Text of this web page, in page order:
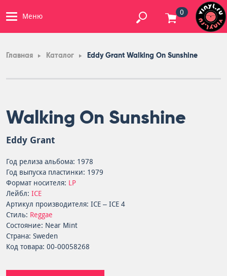
Меню 0
Главная Каталог Eddy Grant Walking On Sunshine
Walking On Sunshine
Eddy Grant
Год релиза альбома: 1978
Год выпуска пластинки: 1979
Формат носителя: LP
Лейбл: ICE
Артикул производителя: ICE – ICE 4
Стиль: Reggae
Состояние: Near Mint
Страна: Sweden
Код товара: 00-00058268